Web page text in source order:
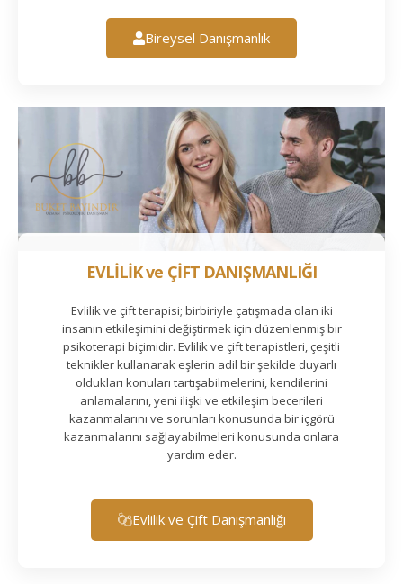
Bireysel Danışmanlık
EVLİLİK ve ÇİFT DANIŞMANLIĞI
Evlilik ve çift terapisi; birbiriyle çatışmada olan iki
insanın etkileşimini değiştirmek için düzenlenmiş bir
psikoterapi biçimidir. Evlilik ve çift terapistleri, çeşitli
teknikler kullanarak eşlerin adil bir şekilde duyarlı
oldukları konuları tartışabilmelerini, kendilerini
anlamalarını, yeni ilişki ve etkileşim becerileri
kazanmalarını ve sorunları konusunda bir içgörü
kazanmalarını sağlayabilmeleri konusunda onlara
yardım eder.
Evlilik ve Çift Danışmanlığı